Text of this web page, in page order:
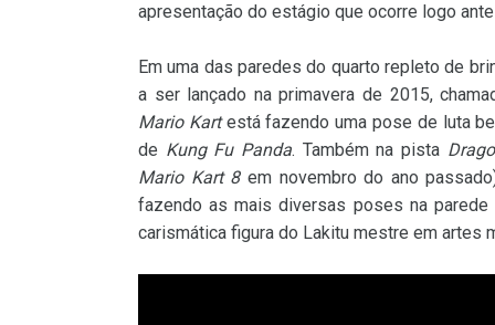
apresentação do estágio que ocorre logo
Em uma das paredes do quarto repleto de
a ser lançado na primavera de 2015,
Mario Kartestá fazendo uma pose de luta
de Kung Fu Panda. Também na pista
Mario Kart 8em novembro do ano
fazendo as mais diversas poses na
carismática figura do Lakitu mestre em artes